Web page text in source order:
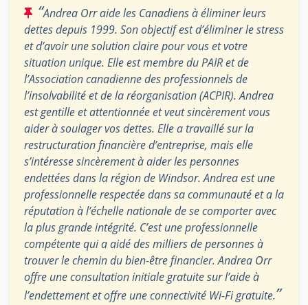
“Andrea Orr aide les Canadiens à éliminer leurs
dettes depuis 1999. Son objectif est d’éliminer le stress
et d’avoir une solution claire pour vous et votre
situation unique. Elle est membre du PAIR et de
l’Association canadienne des professionnels de
l’insolvabilité et de la réorganisation (ACPIR). Andrea
est gentille et attentionnée et veut sincèrement vous
aider à soulager vos dettes. Elle a travaillé sur la
restructuration financière d’entreprise, mais elle
s’intéresse sincèrement à aider les personnes
endettées dans la région de Windsor. Andrea est une
professionnelle respectée dans sa communauté et a la
réputation à l’échelle nationale de se comporter avec
la plus grande intégrité. C’est une professionnelle
compétente qui a aidé des milliers de personnes à
trouver le chemin du bien-être financier. Andrea Orr
offre une consultation initiale gratuite sur l’aide à
l’endettement et offre une connectivité Wi-Fi gratuite.”